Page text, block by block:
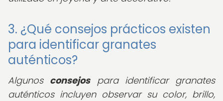
3. ¿Qué consejos prácticos existen
para identificar granates
auténticos?
Algunos consejospara identificar granates
auténticos incluyen observar su color, brillo,